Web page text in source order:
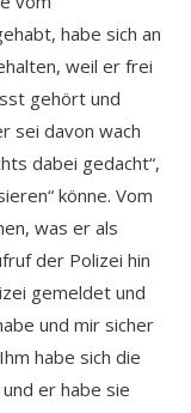
habe sich an
weil er frei
gehört und
sei davon wach
dabei gedacht“,
könne. Vom
was er als
der Polizei hin
gemeldet und
und mir sicher
habe sich die
er habe sie